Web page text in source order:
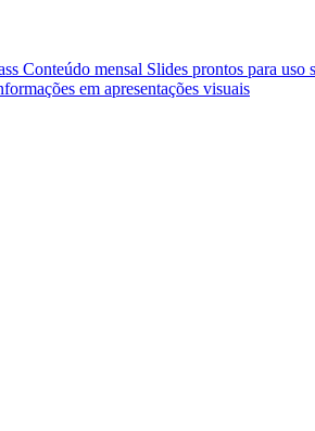
Conteúdo mensal Slides prontos para uso
em apresentações visuais